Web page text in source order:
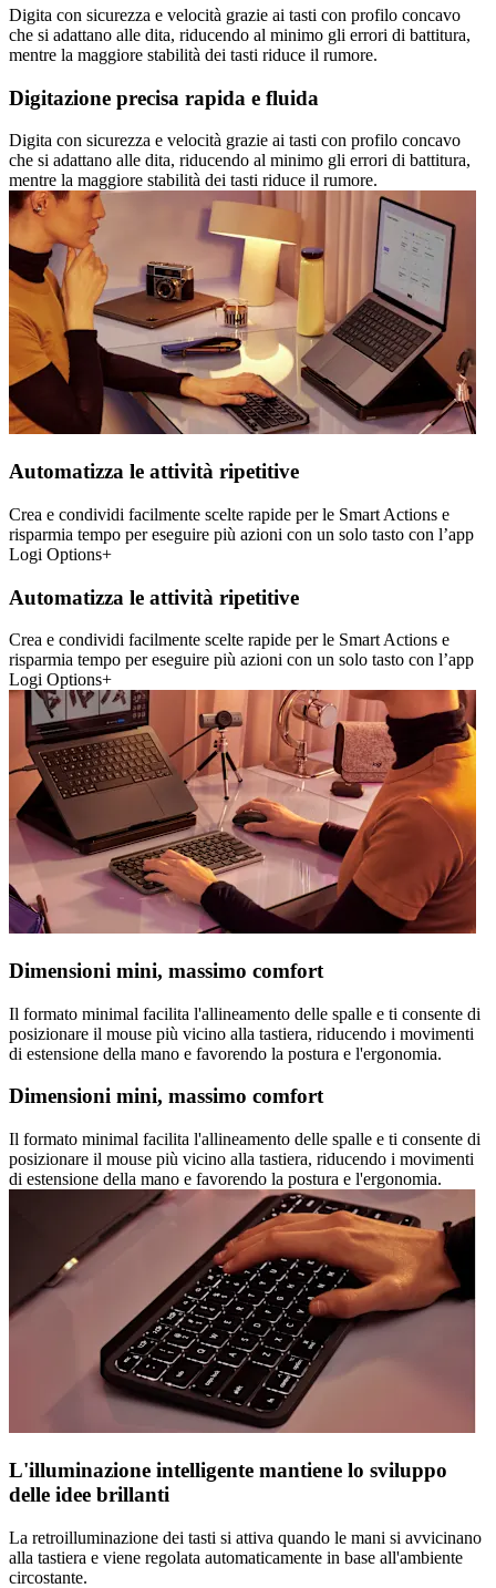
Digita con sicurezza e velocità grazie ai tasti con profilo concavo
che si adattano alle dita, riducendo al minimo gli errori di battitura,
mentre la maggiore stabilità dei tasti riduce il rumore.
Digitazione precisa rapida e fluida
Digita con sicurezza e velocità grazie ai tasti con profilo concavo
che si adattano alle dita, riducendo al minimo gli errori di battitura,
mentre la maggiore stabilità dei tasti riduce il rumore.
Automatizza le attività ripetitive
Crea e condividi facilmente scelte rapide per le Smart Actions e
risparmia tempo per eseguire più azioni con un solo tasto con l’app
Logi Options+
Automatizza le attività ripetitive
Crea e condividi facilmente scelte rapide per le Smart Actions e
risparmia tempo per eseguire più azioni con un solo tasto con l’app
Logi Options+
Dimensioni mini, massimo comfort
Il formato minimal facilita l'allineamento delle spalle e ti consente di
posizionare il mouse più vicino alla tastiera, riducendo i movimenti
di estensione della mano e favorendo la postura e l'ergonomia.
Dimensioni mini, massimo comfort
Il formato minimal facilita l'allineamento delle spalle e ti consente di
posizionare il mouse più vicino alla tastiera, riducendo i movimenti
di estensione della mano e favorendo la postura e l'ergonomia.
L'illuminazione intelligente mantiene lo sviluppo
delle idee brillanti
La retroilluminazione dei tasti si attiva quando le mani si avvicinano
alla tastiera e viene regolata automaticamente in base all'ambiente
circostante.